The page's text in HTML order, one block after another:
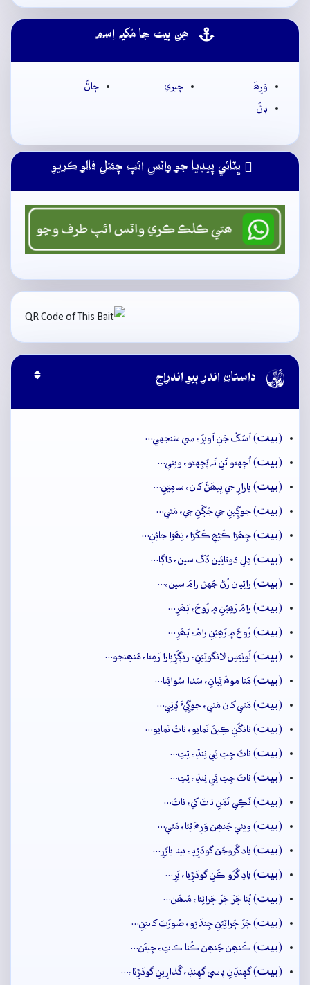
ھِن بيت جا مُکيہ اِسم
وَرِھَ ڄيري
ڄاڻُ
ٻاڻُ
ڀٽائي پيڊيا جو واٽس ائپ چئنل فالو ڪريو
 داستان اندر ٻيو اندراج
(بيت) اَسُکُ جَنِ اَويرَ، سي سَنجهي…
(بيت) اُجِهئو تَنِ نَہ ٻُجِهئو، ويٺي…
(بيت) بازارِ جي بِيھَڻَ کان، سامِيَنِ…
(بيت) جوڳِينِ جي جُڳَنِ جِي، مَٿي…
(بيت) جِھَڙا ڪَڻِڄِ ڪَکَڙا، تِھَڙا جائِنِ…
(بيت) دِلِ ڌوتائِين دُکَ سين، ڌاڳا…
(بيت) راتِيان رُڻ جُهڻ رامَ سين،…
(بيت) رامُ رَھِيُنِ ۾ رُوحَ، ٻَھَرِ…
(بيت) رُوحَ ۾ رَھِيُنِ رامُ، ٻَھَرِ…
(بيت) لُوٺِيَسِ لانگوٽِيَنِ، ريڳَڙِيارا رَمِئا، مُنھِنجو…
(بيت) مَٿا موھَ ٿِيانِ، سَدا سُوائِتا…
(بيت) مَٿي کان مَٿي، جوڳِيءَ ڏِنِي…
(بيت) نانگَنِ ڪِينَ نَمايو، ناٿُ نَمايو…
(بيت) ناٿَ جِتِ ئِي نِنڌِ، تِتِ…
(بيت) ناٿَ جِتِ ئِي نِنڌِ، تِتِ…
(بيت) نَڪِي نَمَنِ ناٿَ کي، ناٿُ…
(بيت) ويٺي جَنھِن وَرِھَ ٿِئا، مَٿي…
(بيت) ياد گُروجَن گودَڙِيا، بيٺا بازَرِ…
(بيت) يادِ گُرُو ڪَنِ گودَڙِيا، ڀَرِ…
(بيت) پُٺا ڄَرَ ڄَرَ ڄَراٽِئا، مُنھَن…
(بيت) ڄَرَ ڄَراٽِيُنِ جِندَڙو، صُورَتَ کانيَنِ…
(بيت) ڪَنھِن جَنھِن ڪُٺا ڪاتِ، جِيئَن…
(بيت) گهِنڊَنِ پاسي گهِنڊَ، گُذارِينِ گودَڙِئا،…